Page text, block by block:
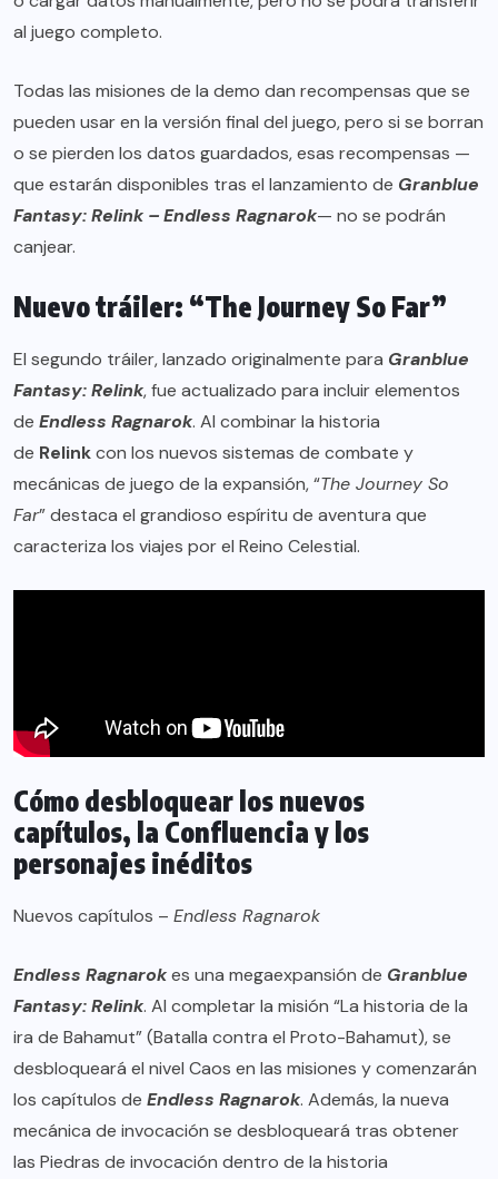
al juego completo.
Todas las misiones de la demo dan recompensas que se
pueden usar en la versión final del juego, pero si se borran
o se pierden los datos guardados, esas recompensas —
que estarán disponibles tras el lanzamiento de Granblue
Fantasy: Relink – Endless Ragnarok— no se podrán
canjear.
Nuevo tráiler: “The Journey So Far”
El segundo tráiler, lanzado originalmente para Granblue
Fantasy: Relink, fue actualizado para incluir elementos
de Endless Ragnarok. Al combinar la historia
de Relinkcon los nuevos sistemas de combate y
mecánicas de juego de la expansión, “The Journey So
Far” destaca el grandioso espíritu de aventura que
caracteriza los viajes por el Reino Celestial.
Cómo desbloquear los nuevos
capítulos, la Confluencia y los
personajes inéditos
Nuevos capítulos – Endless Ragnarok
Endless Ragnarokes una megaexpansión de Granblue
Fantasy: Relink. Al completar la misión “La historia de la
ira de Bahamut” (Batalla contra el Proto-Bahamut), se
desbloqueará el nivel Caos en las misiones y comenzarán
los capítulos de Endless Ragnarok. Además, la nueva
mecánica de invocación se desbloqueará tras obtener
las Piedras de invocación dentro de la historia